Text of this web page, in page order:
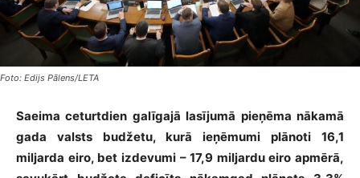
Foto: Edijs Pālens/LETA
Saeima ceturtdien galīgajā lasījumā pieņēma nākamā
gada valsts budžetu, kurā ieņēmumi plānoti 16,1
miljarda eiro, bet izdevumi – 17,9 miljardu eiro apmērā,